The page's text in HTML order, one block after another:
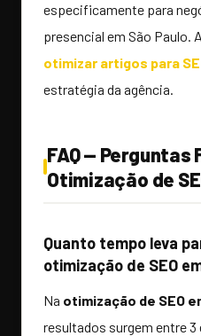
especificamente para
presencial em São Paulo.
otimizar artigos para
estratégia da agência.
FAQ —
Otimização de
Quanto tempo leva
otimização de SEO
Na otimização de SEO
resultados surgem entre 3